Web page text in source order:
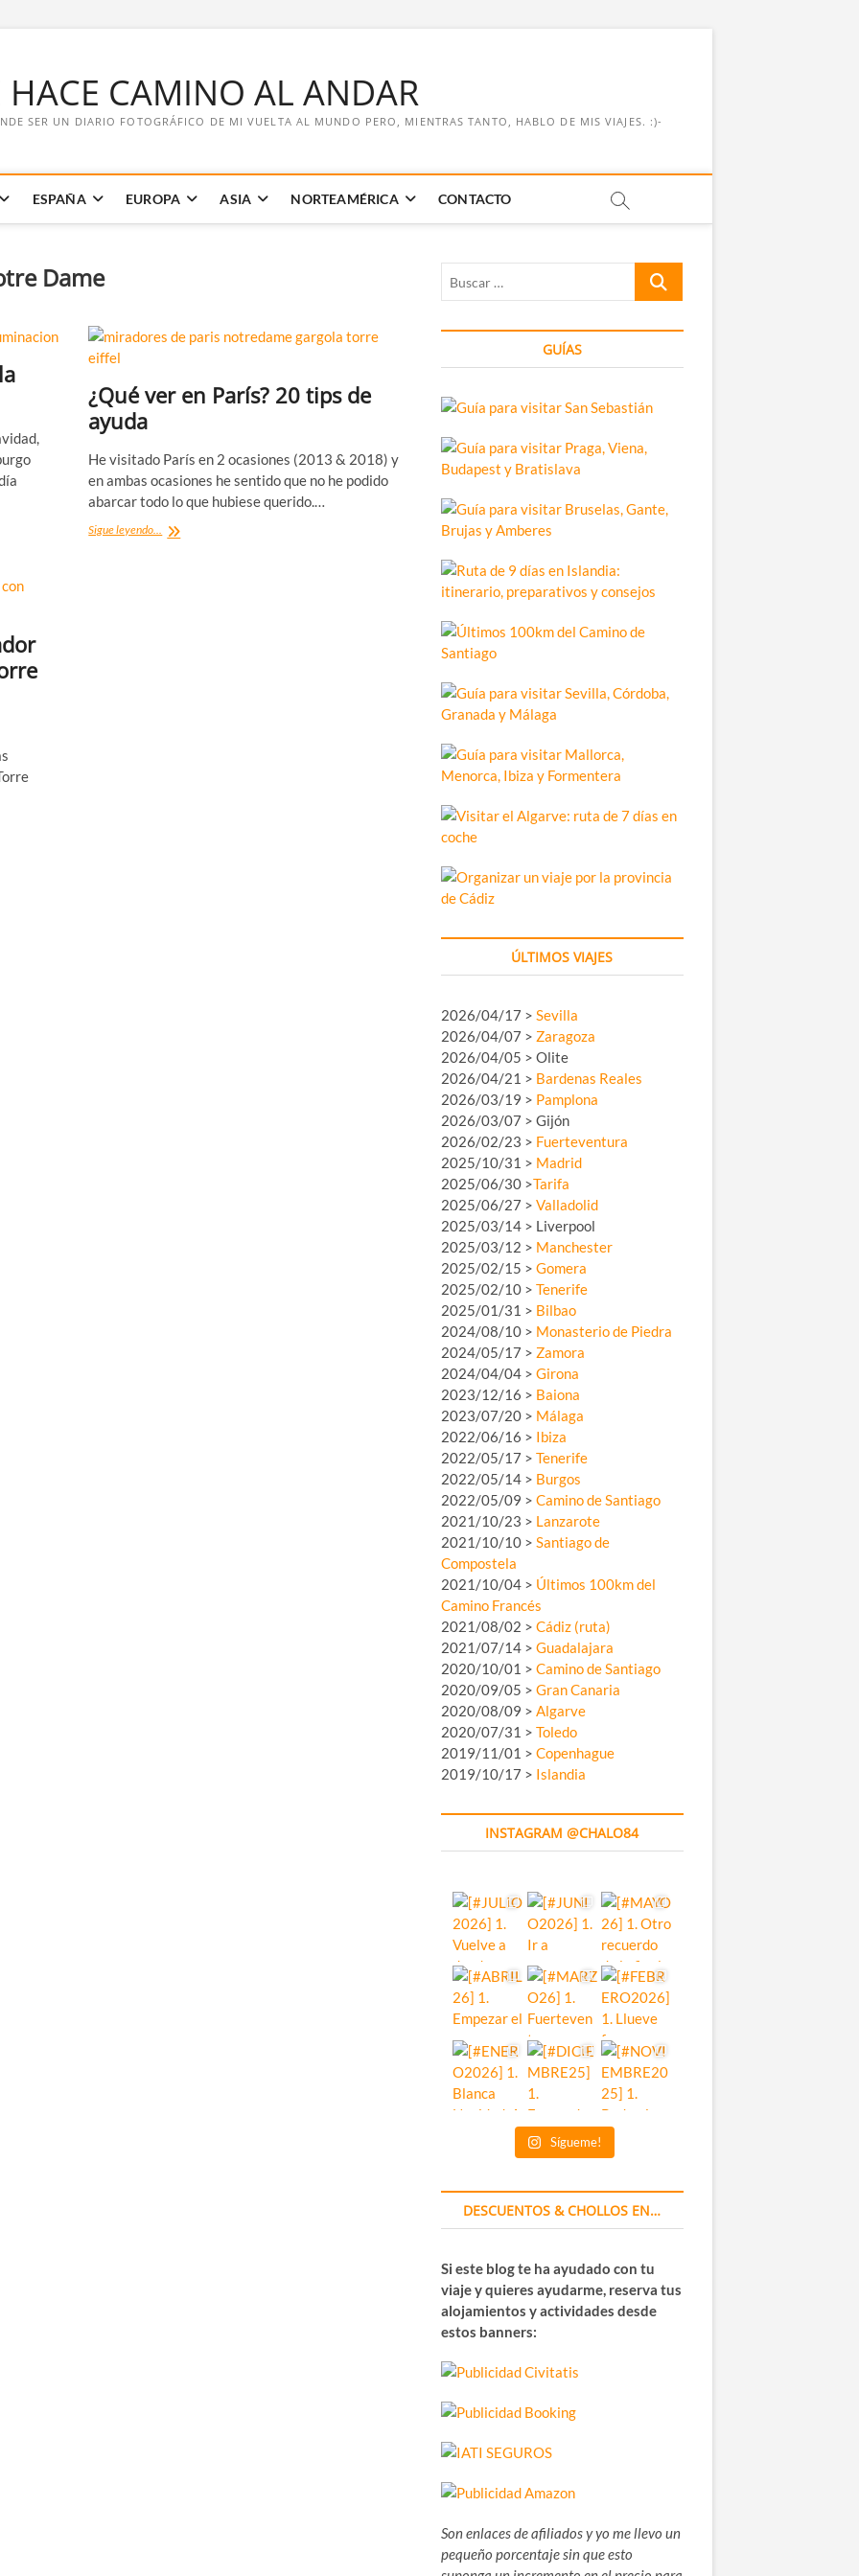
HACE CAMINO AL ANDAR
SER UN DIARIO FOTOGRÁFICO DE MI VUELTA AL MUNDO PERO, MIENTRAS TANTO, HABLO DE MIS VIAJES. :)-
ESPAÑA EUROPA ASIA NORTEAMÉRICA CONTACTO
Dame
¿Qué ver en París? 20 tips de
ayuda
He visitado París en 2 ocasiones (2013 & 2018) y
en ambas ocasiones he sentido que no he podido
abarcar todo lo que hubiese querido.…
Sigue leyendo... ¿Qué
Buscar
GUÍAS
ÚLTIMOS VIAJES
2026/04/17 > Sevilla
2026/04/07 > Zaragoza
2026/04/05 > Olite
2026/04/21 > Bardenas Reales
2026/03/19 > Pamplona
2026/03/07 > Gijón
2026/02/23 > Fuerteventura
2025/10/31 > Madrid
2025/06/30 >Tarifa
2025/06/27 > Valladolid
2025/03/14 > Liverpool
2025/03/12 > Manchester
2025/02/15 > Gomera
2025/02/10 > Tenerife
2025/01/31 > Bilbao
2024/08/10 > Monasterio de Piedra
2024/05/17 > Zamora
2024/04/04 > Girona
2023/12/16 > Baiona
2023/07/20 > Málaga
2022/06/16 > Ibiza
2022/05/17 > Tenerife
2022/05/14 > Burgos
2022/05/09 > Camino de Santiago
2021/10/23 > Lanzarote
2021/10/10 > Santiago de
Compostela
2021/10/04 > Últimos 100km del
Camino Francés
2021/08/02 > Cádiz (ruta)
2021/07/14 > Guadalajara
2020/10/01 > Camino de Santiago
2020/09/05 > Gran Canaria
2020/08/09 > Algarve
2020/07/31 > Toledo
2019/11/01 > Copenhague
2019/10/17 > Islandia
INSTAGRAM @CHALO84
Sígueme!
DESCUENTOS & CHOLLOS EN…
Si este blog te ha ayudado con tu
viaje y quieres ayudarme, reserva tus
alojamientos y actividades desde
estos banners:
Son enlaces de afiliados y yo me llevo un
pequeño porcentaje sin que esto